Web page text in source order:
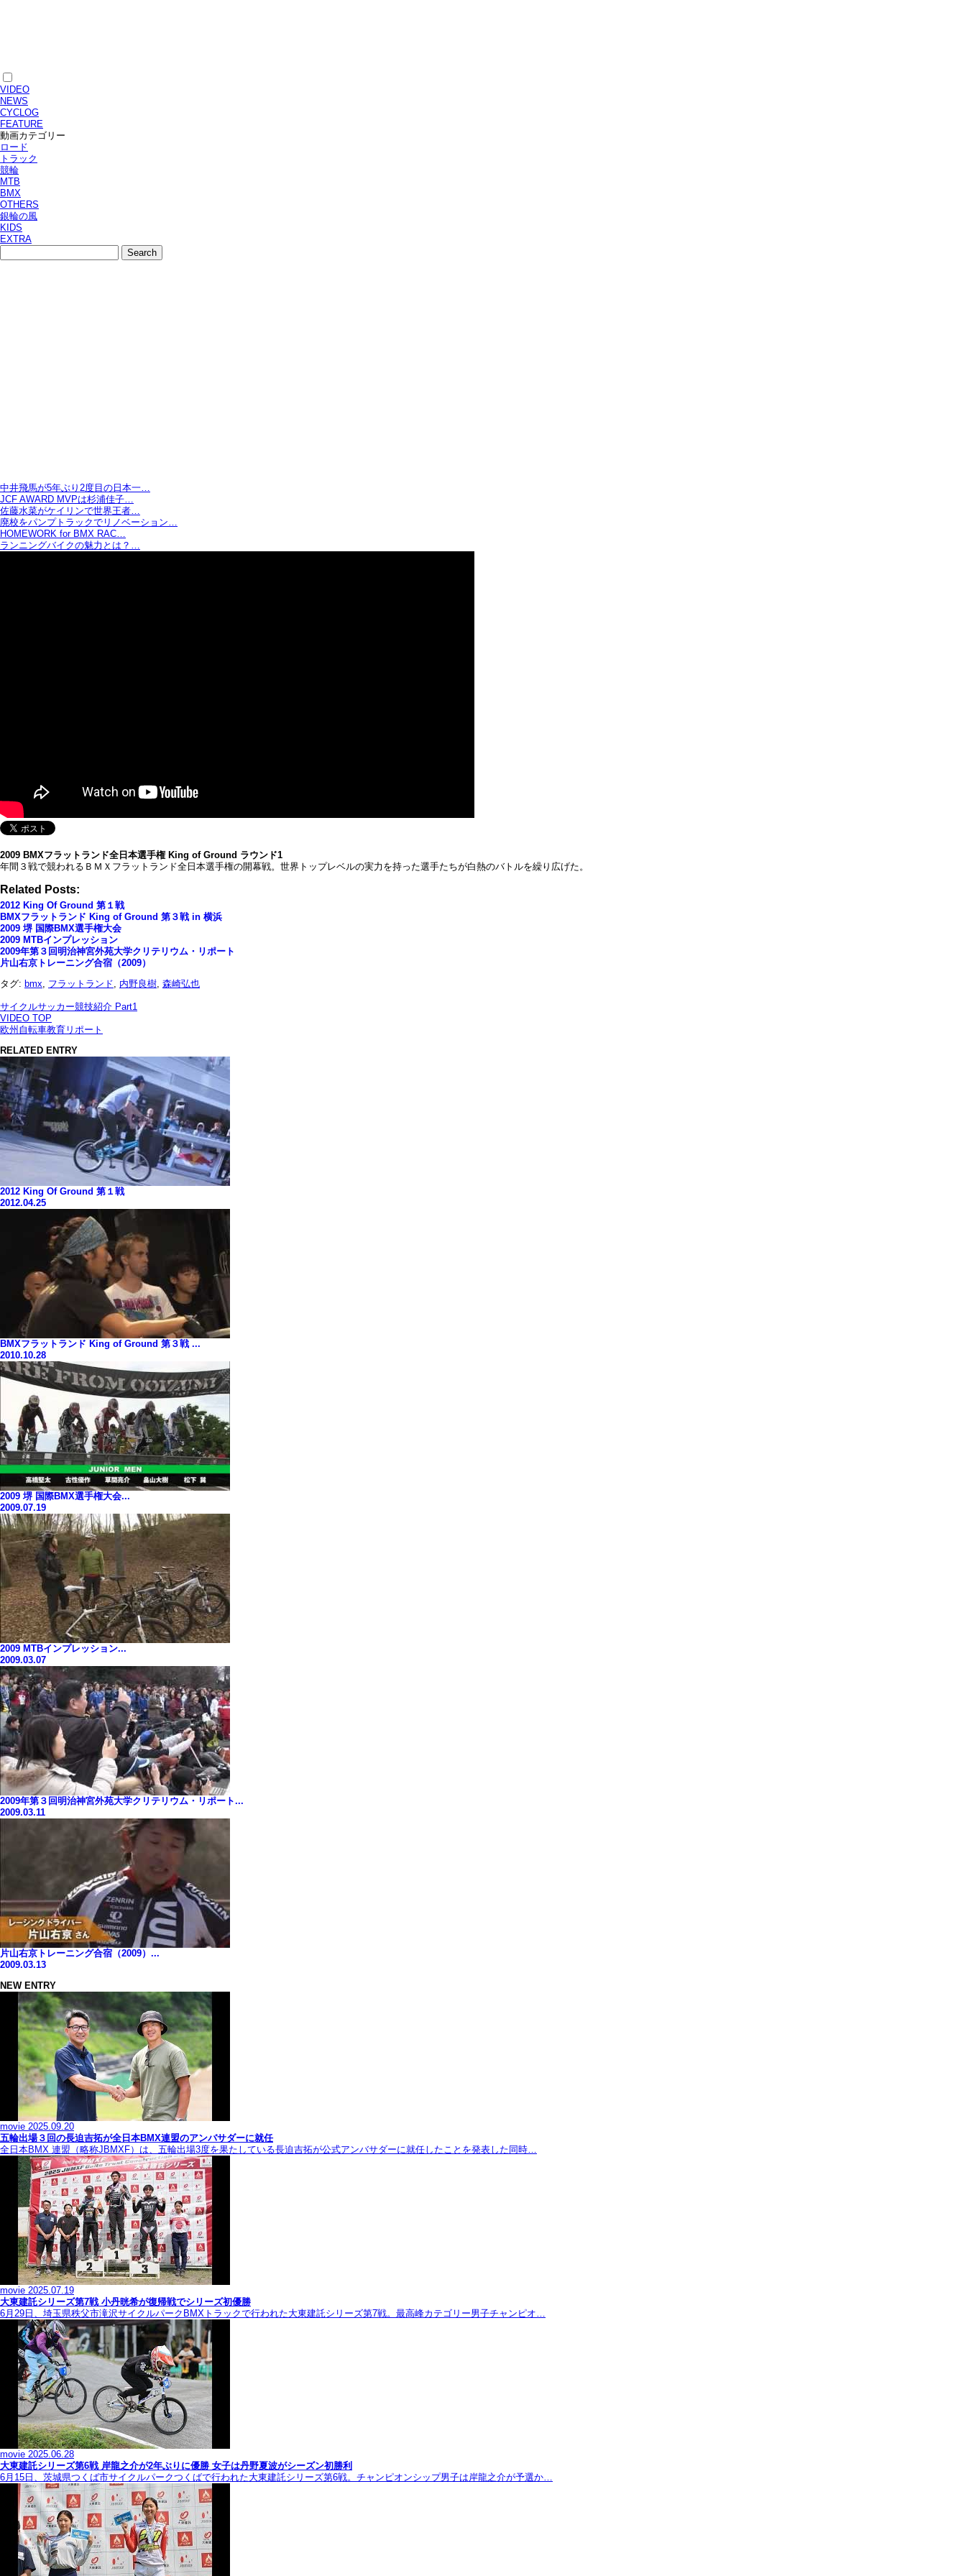
VIDEO
NEWS
CYCLOG
FEATURE
動画カテゴリー
ロード
トラック
競輪
MTB
BMX
OTHERS
銀輪の風
KIDS
EXTRA
中井飛馬が5年ぶり2度目の日本一…
JCF AWARD MVPは杉浦佳子…
佐藤水菜がケイリンで世界王者…
廃校をパンプトラックでリノベーション…
HOMEWORK for BMX RAC…
ランニングバイクの魅力とは？…
2009 BMXフラットランド全日本選手権 King of Ground ラウンド1
年間３戦で競われるＢＭＸフラットランド全日本選手権の開幕戦。世界トップレベルの実力を持った選手たちが白熱のバトルを繰り広げた。
Related Posts:
2012 King Of Ground 第１戦
BMXフラットランド King of Ground 第３戦 in 横浜
2009 堺 国際BMX選手権大会
2009 MTBインプレッション
2009年第３回明治神宮外苑大学クリテリウム・リポート
片山右京トレーニング合宿（2009）
タグ: bmx, フラットランド, 内野良樹, 森崎弘也
サイクルサッカー競技紹介 Part1
VIDEO TOP
欧州自転車教育リポート
RELATED ENTRY
2012 King Of Ground 第１戦
2012.04.25
BMXフラットランド King of Ground 第３戦 ...
2010.10.28
2009 堺 国際BMX選手権大会...
2009.07.19
2009 MTBインプレッション...
2009.03.07
2009年第３回明治神宮外苑大学クリテリウム・リポート...
2009.03.11
片山右京トレーニング合宿（2009）...
2009.03.13
NEW ENTRY
movie 2025.09.20
五輪出場３回の長迫吉拓が全日本BMX連盟のアンバサダーに就任
全日本BMX 連盟（略称JBMXF）は、五輪出場3度を果たしている長迫吉拓が公式アンバサダーに就任したことを発表した同時…
movie 2025.07.19
大東建託シリーズ第7戦 ⼩丹晄希が復帰戦でシリーズ初優勝
6月29日、埼玉県秩父市滝沢サイクルパークBMXトラックで行われた大東建託シリーズ第7戦。最高峰カテゴリー男子チャンピオ…
movie 2025.06.28
大東建託シリーズ第6戦 岸龍之介が2年ぶりに優勝 女子は丹野夏波がシーズン初勝利
6月15日、茨城県つくば市サイクルパークつくばで行われた大東建託シリーズ第6戦。チャンピオンシップ男子は岸龍之介が予選か…